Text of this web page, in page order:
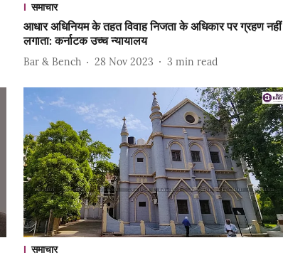
समाचार
आधार अधिनियम के तहत विवाह निजता के अधिकार पर ग्रहण नहीं
लगाता: कर्नाटक उच्च न्यायालय
Bar & Bench 28 Nov 2023 3 min read
समाचार